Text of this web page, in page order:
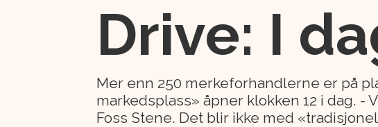
Drive: I
Mer enn 250 merkeforhandlerne er på
markedsplass» åpner klokken 12 i dag.
Foss Stene. Det blir ikke med